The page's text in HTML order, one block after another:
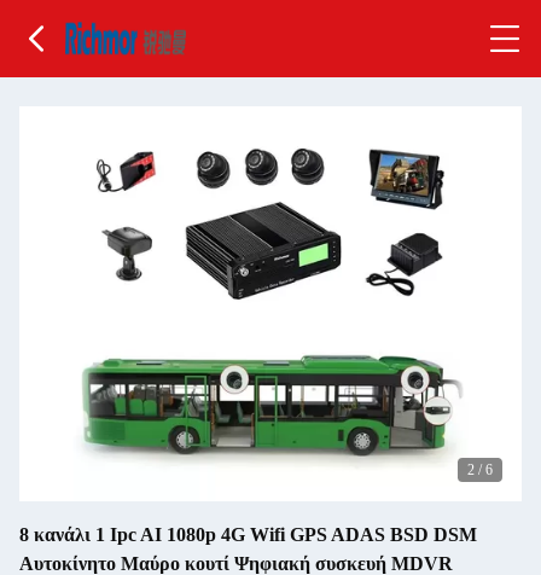
2 / 6
8 κανάλι 1 Ipc AI 1080p 4G Wifi GPS ADAS BSD DSM
Αυτοκίνητο Μαύρο κουτί Ψηφιακή συσκευή MDVR